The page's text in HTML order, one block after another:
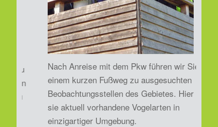
Nach Anreise mit dem Pkw führen wir Sie nach
einem kurzen Fußweg zu ausgesuchten
Beobachtungsstellen des Gebietes. Hier sehen
sie aktuell vorhandene Vogelarten in
einzigartiger Umgebung.